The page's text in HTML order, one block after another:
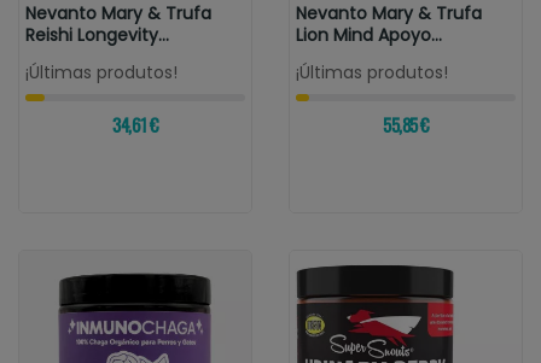
Nevanto Mary & Trufa
Reishi Longevity
Refuerzo...
¡Últimas produtos!
34,61 €
Nevanto Mary & Trufa
Lion Mind Apoyo
Cognitivo Y...
¡Últimas produtos!
55,85 €